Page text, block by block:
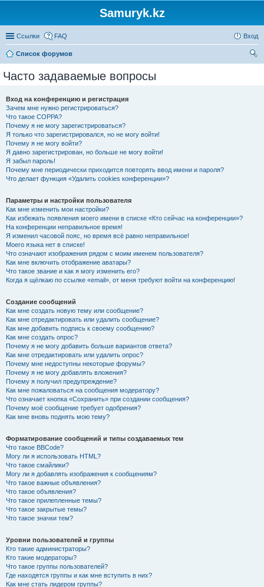
Samuryk.kz
Ссылки FAQ Вход
Список форумов
Часто задаваемые вопросы
Вход на конференцию и регистрация
Зачем мне нужно регистрироваться?
Что такое COPPA?
Почему я не могу зарегистрироваться?
Я только что зарегистрировался, но не могу войти!
Почему я не могу войти?
Я давно зарегистрирован, но больше не могу войти!
Я забыл пароль!
Почему мне периодически приходится повторять ввод имени и пароля?
Что делает функция «Удалить cookies конференции»?
Параметры и настройки пользователя
Как мне изменить мои настройки?
Как избежать появления моего имени в списке «Кто сейчас на конференции»?
На конференции неправильное время!
Я изменил часовой пояс, но время всё равно неправильное!
Моего языка нет в списке!
Что означают изображения рядом с моим именем пользователя?
Как мне включить отображение аватары?
Что такое звание и как я могу изменить его?
Когда я щёлкаю по ссылке «email», от меня требуют войти на конференцию!
Создание сообщений
Как мне создать новую тему или сообщение?
Как мне отредактировать или удалить сообщение?
Как мне добавить подпись к своему сообщению?
Как мне создать опрос?
Почему я не могу добавить больше вариантов ответа?
Как мне отредактировать или удалить опрос?
Почему мне недоступны некоторые форумы?
Почему я не могу добавлять вложения?
Почему я получил предупреждение?
Как мне пожаловаться на сообщения модератору?
Что означает кнопка «Сохранить» при создании сообщения?
Почему моё сообщение требует одобрения?
Как мне вновь поднять мою тему?
Форматирование сообщений и типы создаваемых тем
Что такое BBCode?
Могу ли я использовать HTML?
Что такое смайлики?
Могу ли я добавлять изображения к сообщениям?
Что такое важные объявления?
Что такое объявления?
Что такое прилепленные темы?
Что такое закрытые темы?
Что такое значки тем?
Уровни пользователей и группы
Кто такие администраторы?
Кто такие модераторы?
Что такое группы пользователей?
Где находятся группы и как мне вступить в них?
Как мне стать лидером группы?